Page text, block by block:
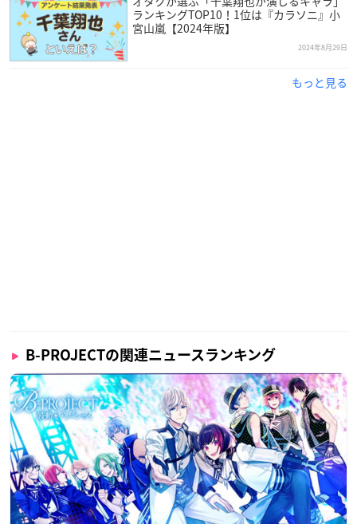
ランキングTOP10！1位は『カラソニ』小
宮山嵐【2024年版】
2024年8月29日
もっと見る
B-PROJECTの関連ニュースランキング